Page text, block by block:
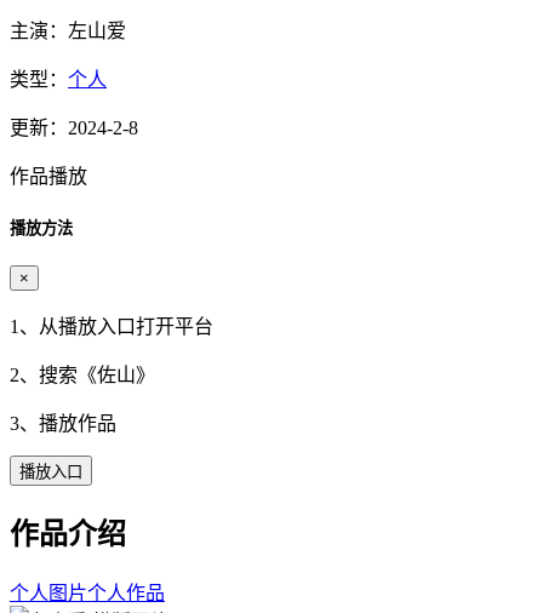
主演：左山爱
类型： 个人
更新：2024-2-8
作品播放
播放方法
×
1、从播放入口打开平台
2、搜索《佐山》
3、播放作品
播放入口
作品介绍
个人图片个人作品